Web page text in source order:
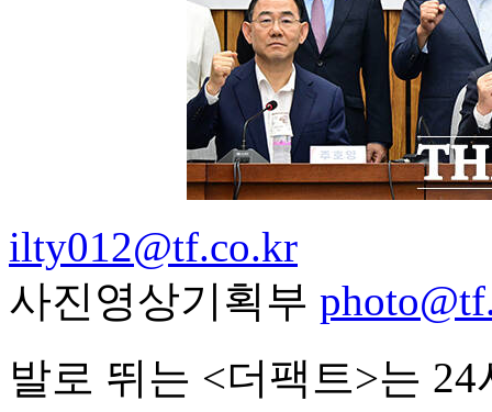
ilty012@tf.co.kr
사진영상기획부
발로 뛰는 <더팩트>는